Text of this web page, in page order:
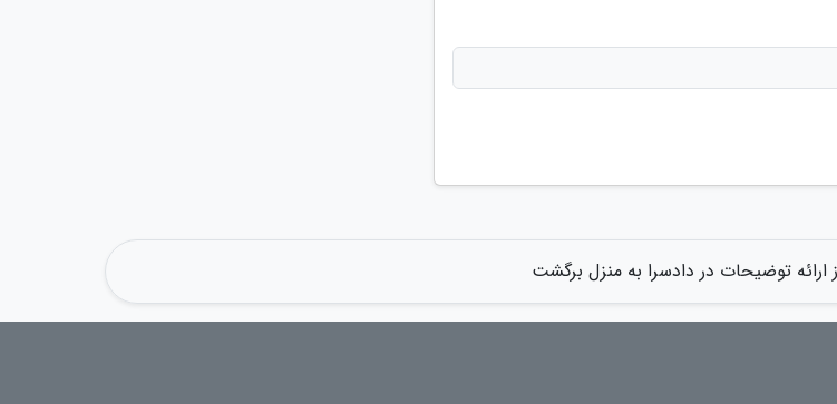
توضیحات در دادسرا به منزل برگشت